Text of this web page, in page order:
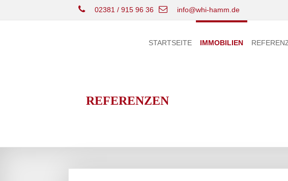
02381 / 915 96 36 info@whi-hamm.de
STARTSEITE IMMOBILIEN
REFERENZEN